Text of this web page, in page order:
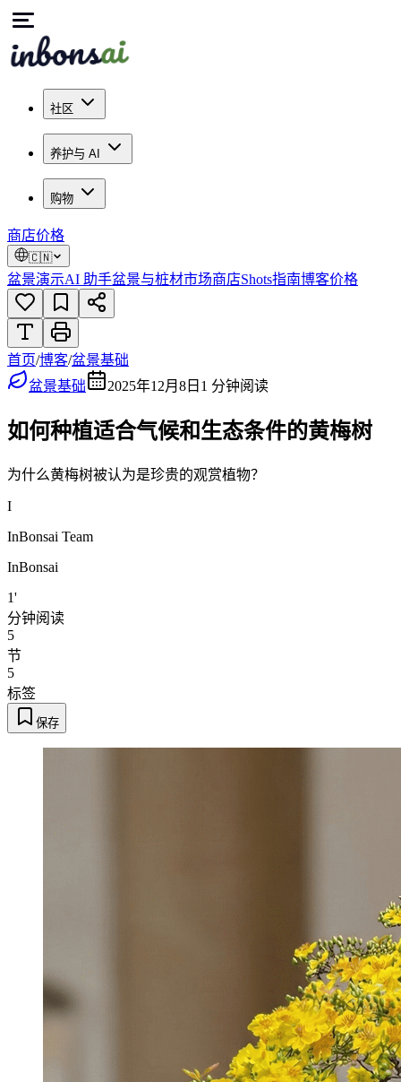
社区
养护与 AI
购物
商店价格
🇨🇳
盆景演示AI 助手盆景与桩材市场商店Shots指南博客价格
首页/博客/盆景基础
盆景基础
2025年12月8日 1 分钟阅读
如何种植适合气候和生态条件的黄梅树
为什么黄梅树被认为是珍贵的观赏植物？
I
InBonsai Team
InBonsai
1'
分钟阅读
5
节
5
标签
保存